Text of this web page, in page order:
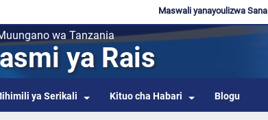
Maswali yanayoulizwa Sana
wa Tanzania
ya Rais
ya Serikali Kituo cha Habari Blogu